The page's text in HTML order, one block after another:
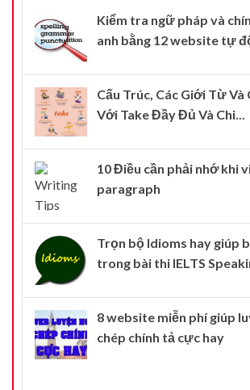
Kiểm tra ngữ pháp và
anh bằng 12 website tự
Cấu Trúc, Các Giới Từ
Với Take Đầy Đủ Và Chi...
10 Điều cần phải nhớ khi
paragraph
Trọn bộ Idioms hay giúp
trong bài thi IELTS
8 website miễn phí giúp
chép chính tả cực hay